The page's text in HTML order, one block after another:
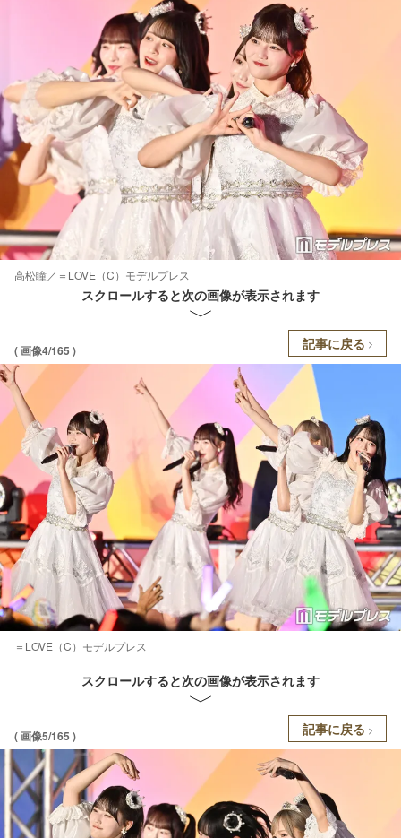
高松瞳／＝LOVE（C）モデルプレス
スクロールすると次の画像が表示されます
( 画像4/165 ) 記事に戻る
＝LOVE（C）モデルプレス
スクロールすると次の画像が表示されます
( 画像5/165 ) 記事に戻る